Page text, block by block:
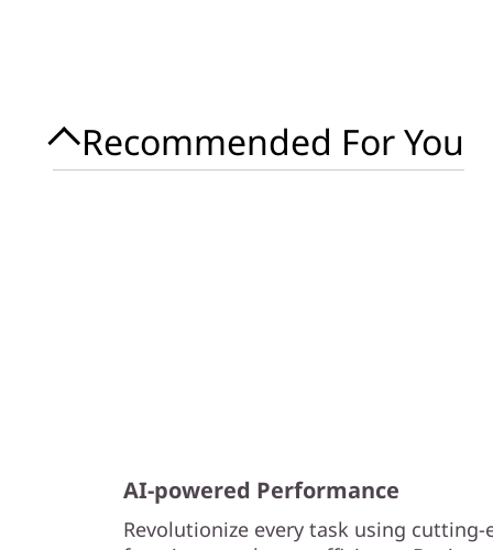
Recommended For You
AI-powered Performance
Revolutionize every task using cutting-